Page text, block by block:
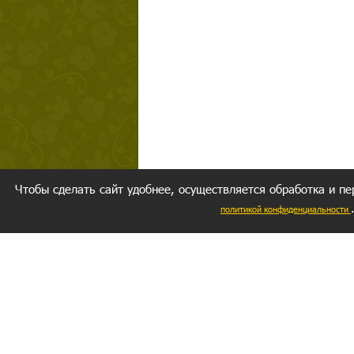
Чтобы сделать сайт удобнее, осуществляется обработка и
политикой конфиденциальности